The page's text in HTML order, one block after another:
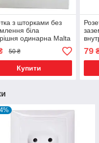
з шторками без
біла
одинарна Malta
50 ₴
Купити
79